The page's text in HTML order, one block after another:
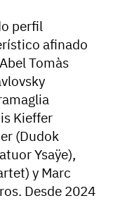
perfil
afinado
Tomàs
Kieffer
(Dudok
Ysaÿe),
y Marc
Desde 2024